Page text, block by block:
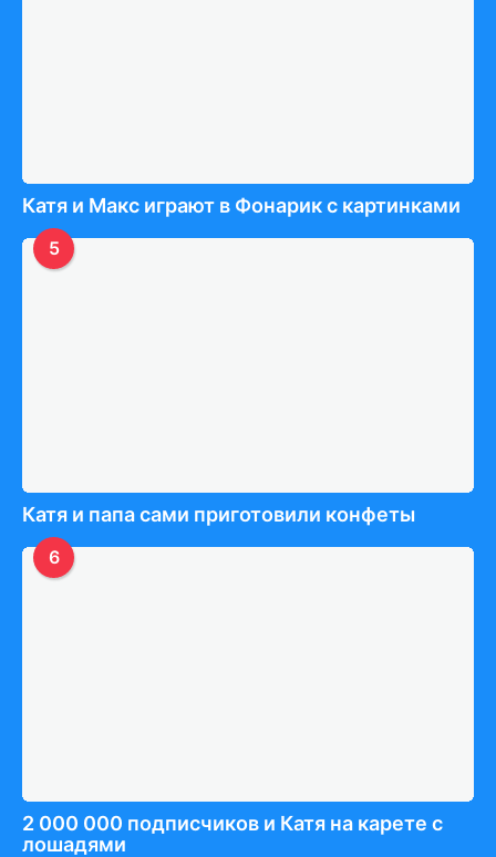
Катя и Макс играют в Фонарик с картинками
5
Катя и папа сами приготовили конфеты
6
2 000 000 подписчиков и Катя на карете с
лошадями